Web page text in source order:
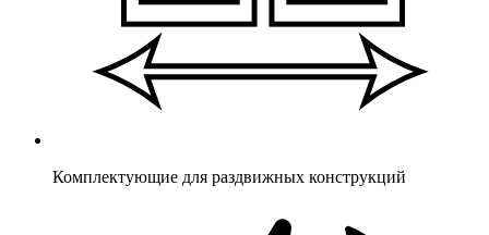
Комплектующие для раздвижных конструкций